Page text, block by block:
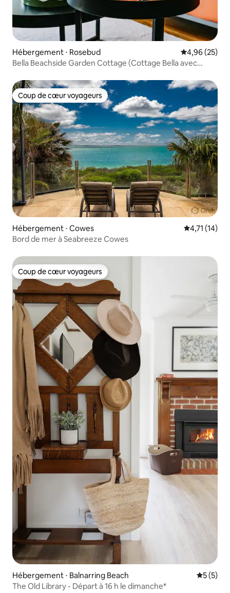
Hébergement ⋅ Rosebud Évaluation
4,96 (25)
Bella Beachside Garden Cottage (Cottage Bella avec
Coup de cœur voyageurs
Coup de cœur voyageurs
Hébergement ⋅ Cowes Évaluation
4,71 (14)
Bord de mer à Seabreeze Cowes
Coup de cœur voyageurs
Coup de cœur voyageurs
Hébergement ⋅ Balnarring Beach
5 (5)
The Old Library - Départ à 16 h le dimanche*